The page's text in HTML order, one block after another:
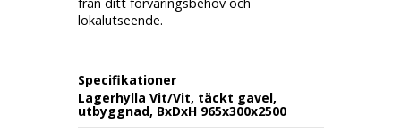
lokalutseende.
Specifikationer
Lagerhylla Vit/Vit, täckt gavel,
utbyggnad, BxDxH 965x300x2500